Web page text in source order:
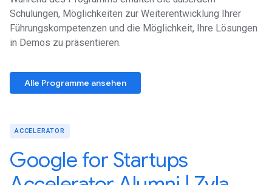
Schulungen, Möglichkeiten zur Weiterentwicklung Ihrer
Führungskompetenzen und die Möglichkeit, Ihre Lösungen
in Demos zu präsentieren.
Alle Programme ansehen
ACCELERATOR
Google for Startups